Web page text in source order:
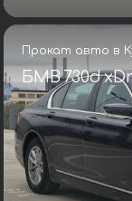
Прокат авто в
БМВ 730d